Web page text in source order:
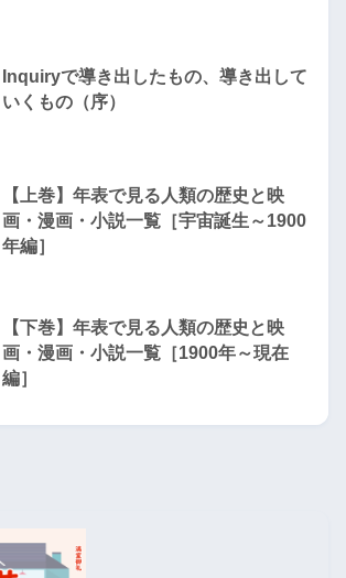
Inquiryで導き出したもの、導き出して
いくもの（序）
【上巻】年表で見る人類の歴史と映
画・漫画・小説一覧［宇宙誕生～1900
年編］
【下巻】年表で見る人類の歴史と映
画・漫画・小説一覧［1900年～現在
編］